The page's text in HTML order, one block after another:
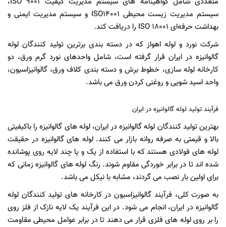
سیستم مدیریت زیست محیطی ISO14001 و سیستم مدیریت ایمنی و
بهداشت حرفه‌ای ISO 18001 را دریافت کند.
شرکت نورد و لوله اهواز که در دسته بندی برترین تولید کنندگان لوله
گالوانیزه در ایران قرار گرفته است، شامل واحدهای نورد گرم ورق، دو
کارخانه لوله ‌سازی، خطوط برش و دسته‌ بندی کلاف ورق، گالوانیزاسیون،
واحد اسید شویی و روغنی کردن ورق می باشد.
فرآیند تولید لوله گالوانیزه در ایران
بهترین تولید کنندگان لوله گالوانیزه در ایران، لوله های گالوانیزه را باکیفیتی
بالا و قیمتی به صرفه روانه بازار می ‌کنند. لوله های گالوانیزه در حقیقت
لوله های فولادی هستند که با استفاده از یک و یا چند لایه روی پوشانده
شده اند تا در برابر خوردگی مقاوم شوند. رنگ لوله های گالوانیزه زمانی که
برای اولین بار نصب می گردند، مشابه با نیکل می باشد.
به صورت کلی، فرآیند گالوانیزاسیون در کارخانه‌ های تولید کنندگان لوله
گالوانیزه در ایران، انجام می شود. در این فرآیند یک لایه نازک از فلز روی
را بر روی لوله های فلزی قرار می دهند تا در برابر عوامل محیطی مقاومت